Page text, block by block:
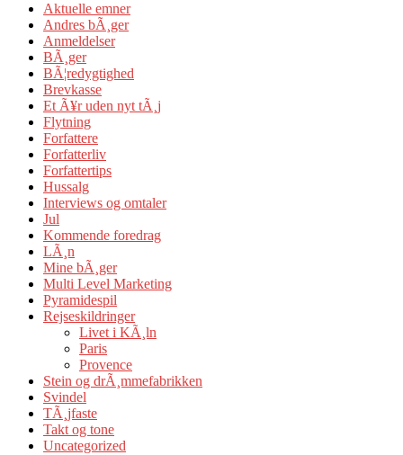
Aktuelle emner
Andres bÃ¸ger
Anmeldelser
BÃ¸ger
BÃ¦redygtighed
Brevkasse
Et Ã¥r uden nyt tÃ¸j
Flytning
Forfattere
Forfatterliv
Forfattertips
Hussalg
Interviews og omtaler
Jul
Kommende foredrag
LÃ¸n
Mine bÃ¸ger
Multi Level Marketing
Pyramidespil
Rejseskildringer
Livet i KÃ¸ln
Paris
Provence
Stein og drÃ¸mmefabrikken
Svindel
TÃ¸jfaste
Takt og tone
Uncategorized